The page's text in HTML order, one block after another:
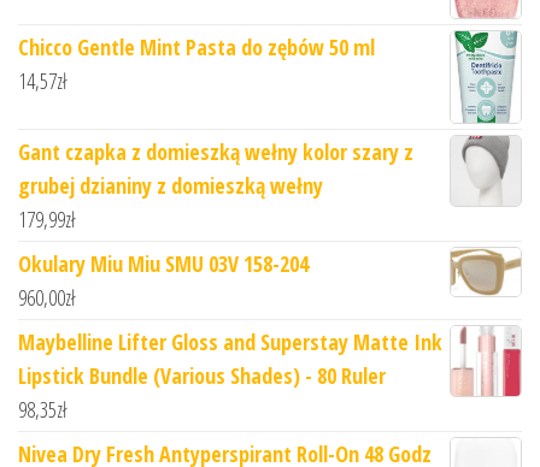
Chicco Gentle Mint Pasta do zębów 50 ml
14,57zł
Gant czapka z domieszką wełny kolor szary z
grubej dzianiny z domieszką wełny
179,99zł
Okulary Miu Miu SMU 03V 158-204
960,00zł
Maybelline Lifter Gloss and Superstay Matte Ink
Lipstick Bundle (Various Shades) - 80 Ruler
98,35zł
Nivea Dry Fresh Antyperspirant Roll-On 48 Godz